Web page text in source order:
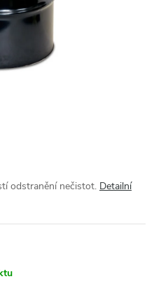
odstranění nečistot. Detailní